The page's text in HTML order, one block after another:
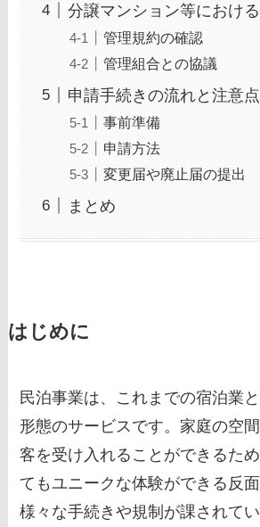
分譲マンション等におけ
管理規約の確認
管理組合との協議
申請手続きの流れと注意点
事前準備
申請方法
変更届や廃止届の提出
まとめ
はじめに
民泊事業は、これまでの宿泊業
形態のサービスです。家庭の空
客を受け入れることができるた
てもユニークな体験ができる反
様々な手続きや規制が課されて